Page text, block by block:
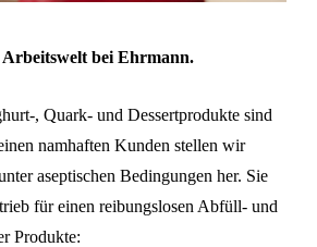
Arbeitswelt bei Ehrmann.
, Quark- und Dessertprodukte sind
namhaften Kunden stellen wir
aseptischen Bedingungen her. Sie
für einen reibungslosen Abfüll- und
Produkte: